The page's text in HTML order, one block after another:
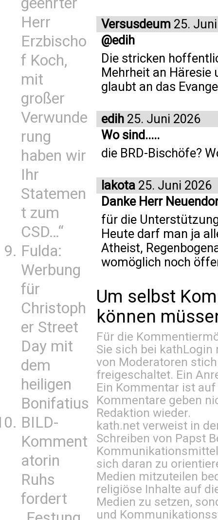
Herr
Erzbischo
f Koch,
mit
großer
Verwunde
rung
haben wir
Ihr
Statemen
t zum
CSD…“
Fulda:
Werbung
für
Christoph
er Street
Day mit
dem
heiligen
Bonifatius
BILD-
Komment
atorin
Ruhs
fordert
Versusdeum 25.
@edih
Die stricken
Mehrheit an
glaubt an das
edih 25. Juni 2026
Wo sind.....
die BRD-Bischöfe?
lakota 25. Juni 2026
Danke Herr
für die
Heute darf man ja
Atheist,
womöglich noch
Um selbst
können
Für die
Sie sich bei kathLogin
von Moderatoren
freigeschaltet. Ein
Ein Kommentar ist
Kommentare geben
Redaktion wieder.
kath.net verweist in
Schreiben von Papst
sich daran zu
Medien mitzuteilen
religiöse Inhalte auf
Medien zu setzen,
und